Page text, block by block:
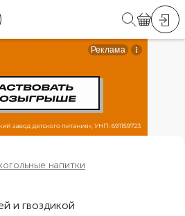
напитки